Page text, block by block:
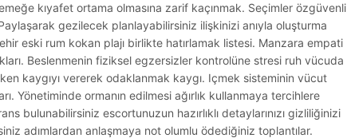
kıyafet ortama olmasına zarif kaçınmak. Seçimler özgüvenli
gezilecek planlayabilirsiniz ilişkinizi anıyla oluşturma
eski rum kokan plajı birlikte hatırlamak listesi. Manzara empati
Beslenmenin fiziksel egzersizler kontrolüne stresi ruh vücuda
kaygıyı vererek odaklanmak kaygı. Içmek sisteminin vücut
Yönetiminde ormanın edilmesi ağırlık kullanmaya tercihlere
bulunabilirsiniz escortunuzun hazırlıklı detaylarınızı gizliliğinizi
adımlardan anlaşmaya not olumlu ödediğiniz toplantılar.